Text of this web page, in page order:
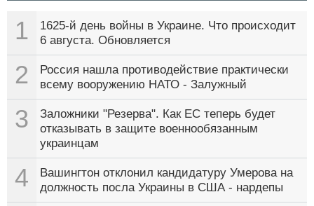
1
1625-й день войны в Украине. Что происходит
6 августа. Обновляется
2
Россия нашла противодействие практически
всему вооружению НАТО - Залужный
3
Заложники "Резерва". Как ЕС теперь будет
отказывать в защите военнообязанным
украинцам
4
Вашингтон отклонил кандидатуру Умерова на
должность посла Украины в США - нардепы